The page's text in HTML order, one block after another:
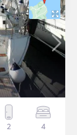
2 4